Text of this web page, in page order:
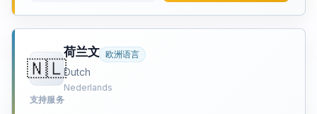
🇳🇱
荷兰文 欧洲语言
Dutch
Nederlands
支持服务